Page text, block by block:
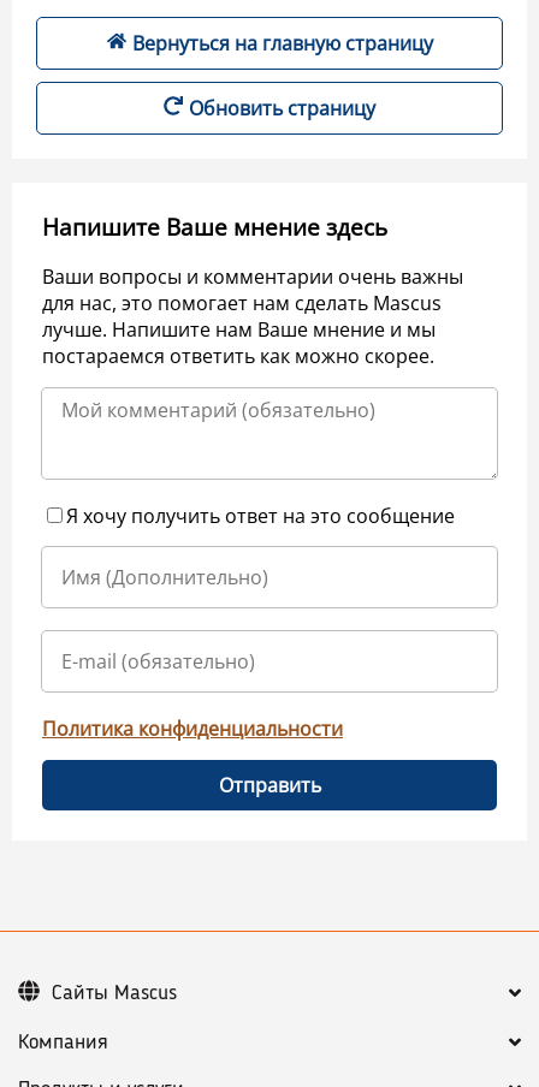
Вернуться на главную страницу
Обновить страницу
Напишите Ваше мнение здесь
Ваши вопросы и комментарии очень важны
для нас, это помогает нам сделать Mascus
лучше. Напишите нам Ваше мнение и мы
постараемся ответить как можно скорее.
Я хочу получить ответ на это сообщение
Политика конфиденциальности
Отправить
Компания
Сайты Mascus